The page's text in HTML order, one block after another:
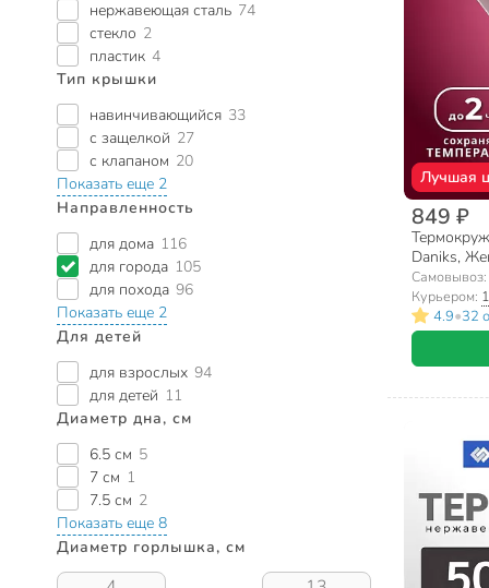
нержавеющая сталь 74
стекло 2
пластик 4
Тип крышки
навинчивающийся 33
с защелкой 27
с клапаном 20
Показать еще 2
Направленность
для дома 116
для города 105
для похода 96
Показать еще 2
Для детей
для взрослых 94
для детей 11
Диаметр дна, см
6.5 см 5
7 см 1
7.5 см 2
Показать еще 8
Диаметр горлышка, см
Лучшая
849 ₽
Daniks,
Самовывоз:
Курьером:
4.9•32